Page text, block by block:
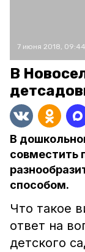
7 июня 2018, 09:44
В
В
совместить
способом.
Что такое
ответ на
детского